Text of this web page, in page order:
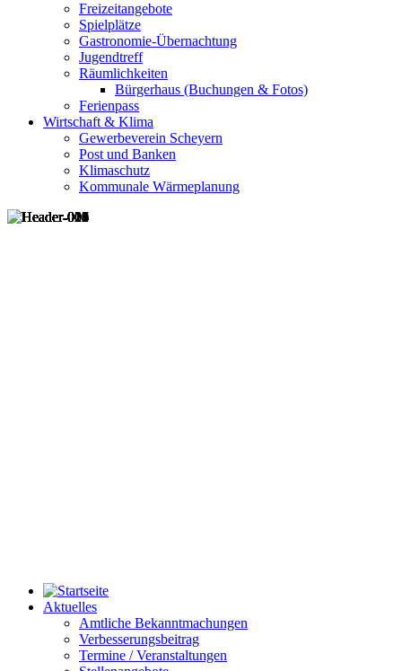
Freizeitangebote
Spielplätze
Gastronomie-Übernachtung
Jugendtreff
Räumlichkeiten
Bürgerhaus (Buchungen & Fotos)
Ferienpass
Wirtschaft & Klima
Gewerbeverein Scheyern
Post und Banken
Klimaschutz
Kommunale Wärmeplanung
Aktuelles
Amtliche Bekanntmachungen
Verbesserungsbeitrag
Termine / Veranstaltungen